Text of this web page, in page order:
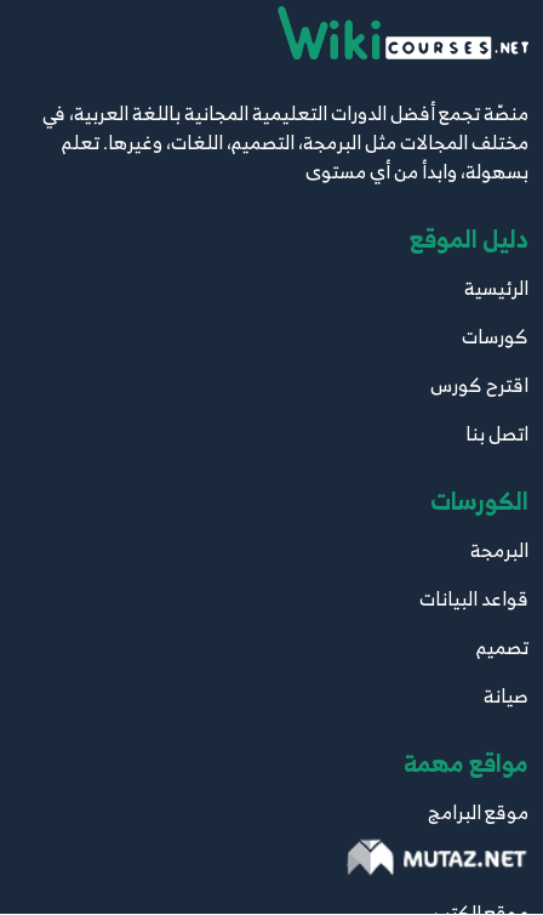
منصّة تجمع أفضل الدورات التعليمية المجانية باللغة العربية، في
مختلف المجالات مثل البرمجة، التصميم، اللغات، وغيرها. تعلم
بسهولة، وابدأ من أي مستوى
دليل الموقع
الرئيسية
كورسات
اقترح كورس
اتصل بنا
الكورسات
البرمجة
قواعد البيانات
تصميم
صيانة
مواقع مهمة
موقع البرامج